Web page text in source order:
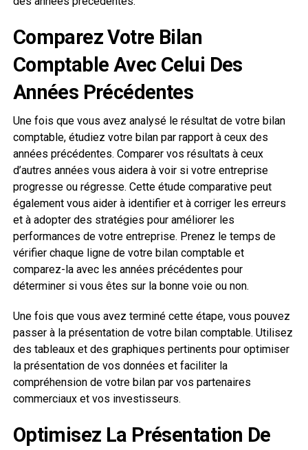
Comparez Votre Bilan
Comptable Avec Celui Des
Années Précédentes
Une fois que vous avez analysé le résultat de votre bilan
comptable, étudiez votre bilan par rapport à ceux des
années précédentes. Comparer vos résultats à ceux
d’autres années vous aidera à voir si votre entreprise
progresse ou régresse. Cette étude comparative peut
également vous aider à identifier et à corriger les erreurs
et à adopter des stratégies pour améliorer les
performances de votre entreprise. Prenez le temps de
vérifier chaque ligne de votre bilan comptable et
comparez-la avec les années précédentes pour
déterminer si vous êtes sur la bonne voie ou non.
Une fois que vous avez terminé cette étape, vous pouvez
passer à la présentation de votre bilan comptable. Utilisez
des tableaux et des graphiques pertinents pour optimiser
la présentation de vos données et faciliter la
compréhension de votre bilan par vos partenaires
commerciaux et vos investisseurs.
Optimisez La Présentation De